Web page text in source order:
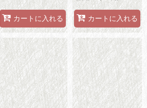
カートに入れる カートに入れる